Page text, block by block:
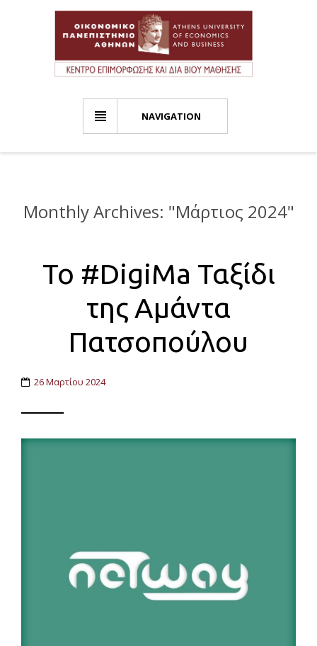
NAVIGATION
Monthly Archives: "Μάρτιος 2024"
Το #DigiMa Ταξίδι
της Αμάντα
Πατσοπούλου
26 Μαρτίου 2024